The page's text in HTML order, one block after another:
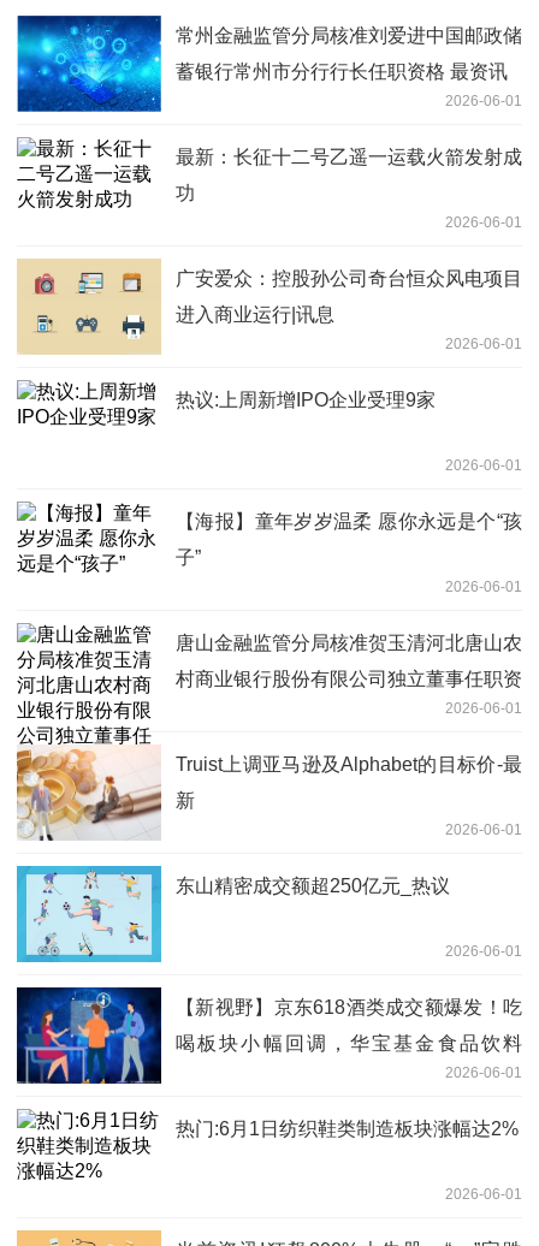
常州金融监管分局核准刘爱进中国邮政储
蓄银行常州市分行行长任职资格 最资讯
2026-06-01
最新：长征十二号乙遥一运载火箭发射成
功
2026-06-01
广安爱众：控股孙公司奇台恒众风电项目
进入商业运行|讯息
2026-06-01
热议:上周新增IPO企业受理9家
2026-06-01
【海报】童年岁岁温柔 愿你永远是个“孩
子”
2026-06-01
唐山金融监管分局核准贺玉清河北唐山农
村商业银行股份有限公司独立董事任职资
2026-06-01
Truist上调亚马逊及Alphabet的目标价-最
新
2026-06-01
东山精密成交额超250亿元_热议
2026-06-01
【新视野】京东618酒类成交额爆发！吃
喝板块小幅回调，华宝基金食品饮料
ETF（515710）跌0.39%！估值低位布
局正当时？
2026-06-01
热门:6月1日纺织鞋类制造板块涨幅达2%
2026-06-01